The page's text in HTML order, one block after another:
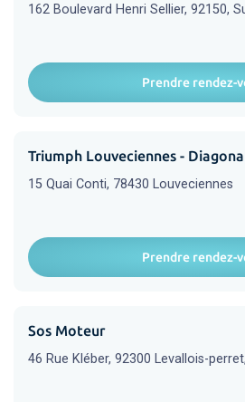
162 Boulevard Henri Sellier, 92150,
Prendre rendez-
Triumph Louveciennes -
15 Quai Conti, 78430 Louveciennes
Prendre rendez-
Sos Moteur
46 Rue Kléber, 92300 Levallois-